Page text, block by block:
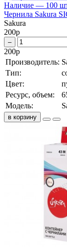
Наличие — 100
Чернила Sakura
Sakura
200р
–
200р
Производитель:
Тип:
Цвет:
Ресурс, объем:
Модель:
в корзину